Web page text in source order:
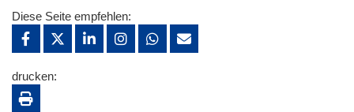
Diese Seite empfehlen:
drucken: